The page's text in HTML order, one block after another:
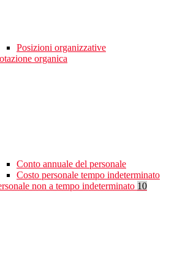
Posizioni organizzative
organica
Conto annuale del personale
Costo personale tempo indeterminato
non a tempo indeterminato 10